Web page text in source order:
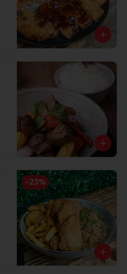
-23%